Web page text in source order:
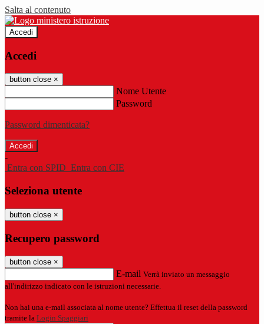
Salta al contenuto
Accedi
Accedi
button close ×
Nome Utente
Password
Password dimenticata?
-
Entra con SPID Entra con CIE
Seleziona utente
button close ×
Recupero password
button close ×
E-mail Verrà inviato un messaggio
all'indirizzo indicato con le istruzioni necessarie.
Non hai una e-mail associata al nome utente? Effettua il reset della password
tramite la Login Spaggiari